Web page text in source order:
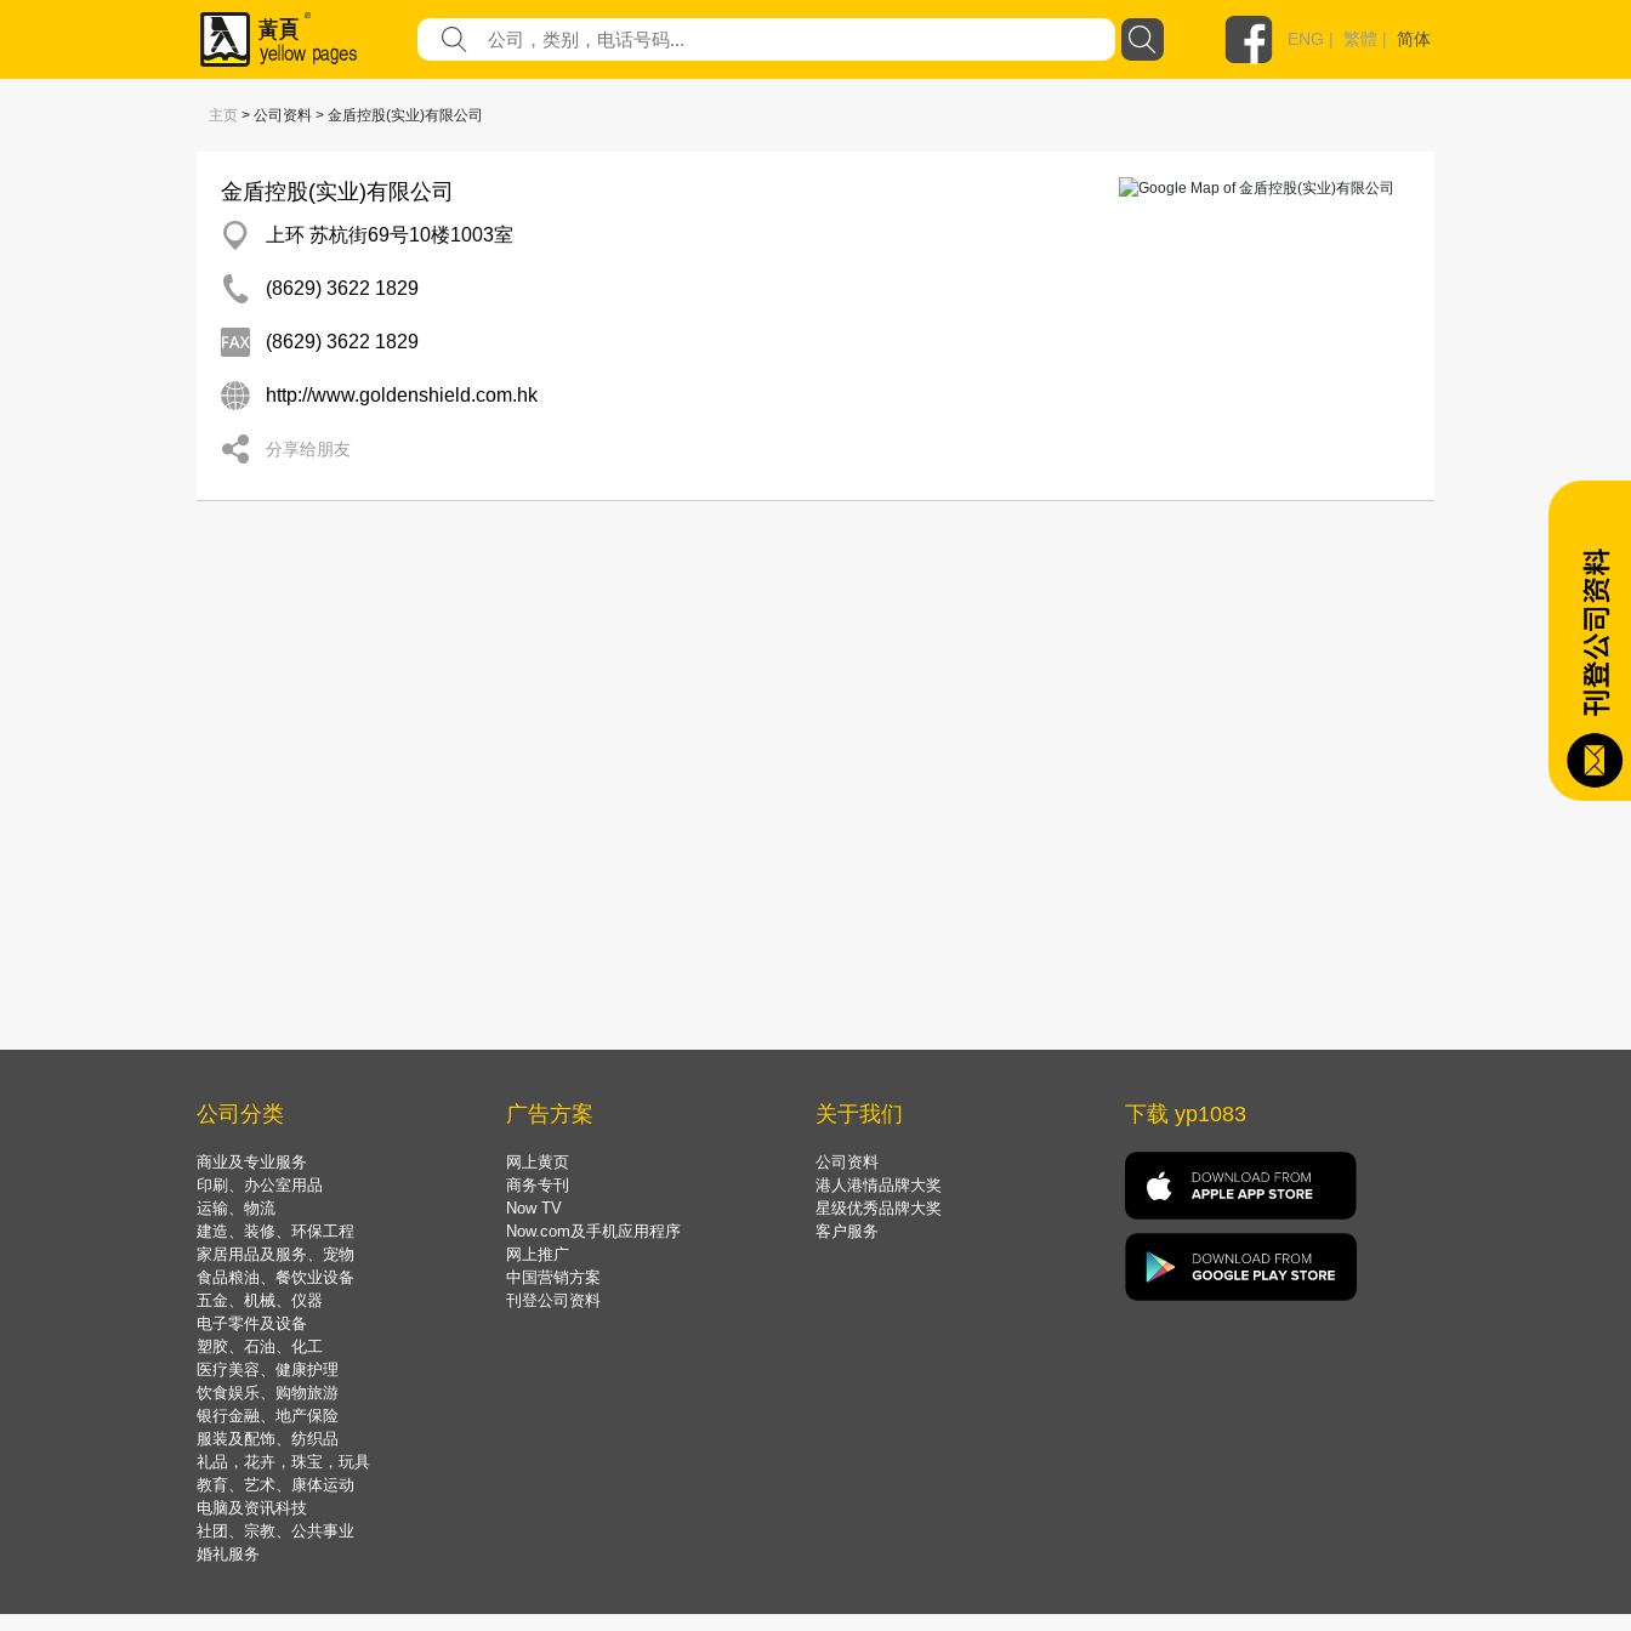
ENG | 繁體 | 简体
主页 > 公司资料 > 金盾控股(实业)有限公司
金盾控股(实业)有限公司
上环 苏杭街69号10楼1003室
(8629) 3622 1829
(8629) 3622 1829
http://www.goldenshield.com.hk
分享给朋友
公司分类
商业及专业服务
印刷、办公室用品
运输、物流
建造、装修、环保工程
家居用品及服务、宠物
食品粮油、餐饮业设备
五金、机械、仪器
电子零件及设备
塑胶、石油、化工
医疗美容、健康护理
饮食娱乐、购物旅游
银行金融、地产保险
服装及配饰、纺织品
礼品，花卉，珠宝，玩具
教育、艺术、康体运动
电脑及资讯科技
社团、宗教、公共事业
婚礼服务
广告方案
网上黄页
商务专刊
Now TV
Now.com及手机应用程序
网上推广
中国营销方案
刊登公司资料
关于我们
公司资料
港人港情品牌大奖
星级优秀品牌大奖
客户服务
下载 yp1083